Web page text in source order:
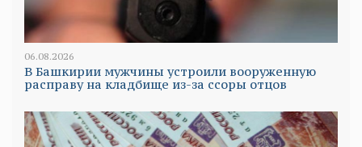
06.08.2026
В Башкирии мужчины устроили вооруженную
расправу на кладбище из-за ссоры отцов